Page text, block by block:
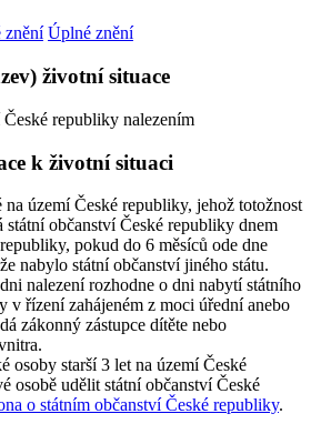
znění Úplné znění
životní situace
republiky nalezením
k životní situaci
území České republiky, jehož totožnost
státní občanství České republiky dnem
pokud do 6 měsíců ode dne
nabylo státní občanství jiného státu.
nalezení rozhodne o dni nabytí státního
v řízení zahájeném z moci úřední anebo
zákonný zástupce dítěte nebo
osoby starší 3 let na území České
osobě udělit státní občanství České
o státním občanství České republiky.